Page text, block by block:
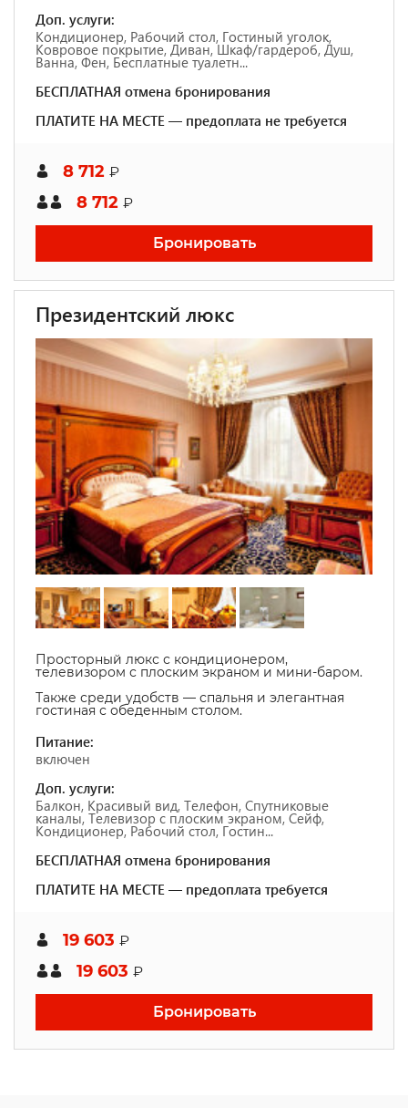
Доп. услуги:
Кондиционер, Рабочий стол, Гостиный уголок,
Ковровое покрытие, Диван, Шкаф/гардероб, Душ,
Ванна, Фен, Бесплатные туалетн...
БЕСПЛАТНАЯ отмена бронирования
ПЛАТИТЕ НА МЕСТЕ — предоплата не требуется
8 712 ₽
8 712 ₽
Бронировать
Президентский люкс
Просторный люкс с кондиционером,
телевизором с плоским экраном и мини-баром.
Также среди удобств — спальня и элегантная
гостиная с обеденным столом.
Питание:
включен
Доп. услуги:
Балкон, Красивый вид, Телефон, Спутниковые
каналы, Телевизор с плоским экраном, Сейф,
Кондиционер, Рабочий стол, Гостин...
БЕСПЛАТНАЯ отмена бронирования
ПЛАТИТЕ НА МЕСТЕ — предоплата требуется
19 603 ₽
19 603 ₽
Бронировать